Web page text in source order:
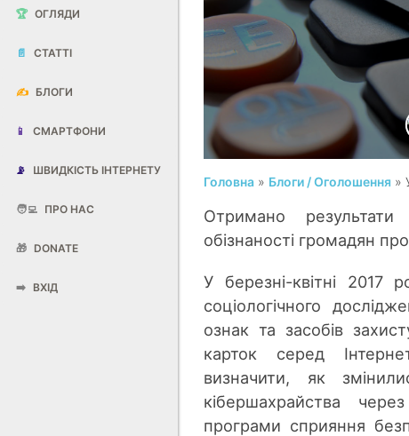
🏆 ОГЛЯДИ
📄 СТАТТІ
✍️ БЛОГИ
📱 СМАРТФОНИ
📡 ШВИДКІСТЬ ІНТЕРНЕТУ
🧑‍💻 ПРО НАС
🎁 DONATE
➡️ ВХІД
Головна » Блоги / Оголошення »
Отримано
обізнаності громадян
У березні-квітні 2017
соціологічного
ознак та засобів
карток серед
визначити, як
кібершахрайства
програми сприяння